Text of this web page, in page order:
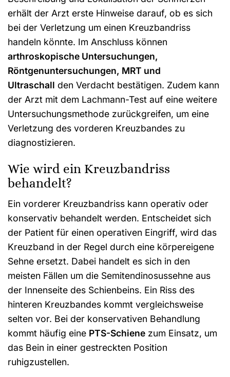
erhält der Arzt erste Hinweise darauf, ob es sich
bei der Verletzung um einen Kreuzbandriss
handeln könnte. Im Anschluss können
arthroskopische Untersuchungen,
Röntgenuntersuchungen, MRT und
Ultraschall den Verdacht bestätigen. Zudem kann
der Arzt mit dem Lachmann-Test auf eine weitere
Untersuchungsmethode zurückgreifen, um eine
Verletzung des vorderen Kreuzbandes zu
diagnostizieren.
Wie wird ein Kreuzbandriss
behandelt?
Ein vorderer Kreuzbandriss kann operativ oder
konservativ behandelt werden. Entscheidet sich
der Patient für einen operativen Eingriff, wird das
Kreuzband in der Regel durch eine körpereigene
Sehne ersetzt. Dabei handelt es sich in den
meisten Fällen um die Semitendinosussehne aus
der Innenseite des Schienbeins. Ein Riss des
hinteren Kreuzbandes kommt vergleichsweise
selten vor. Bei der konservativen Behandlung
kommt häufig eine PTS-Schiene zum Einsatz, um
das Bein in einer gestreckten Position
ruhigzustellen.